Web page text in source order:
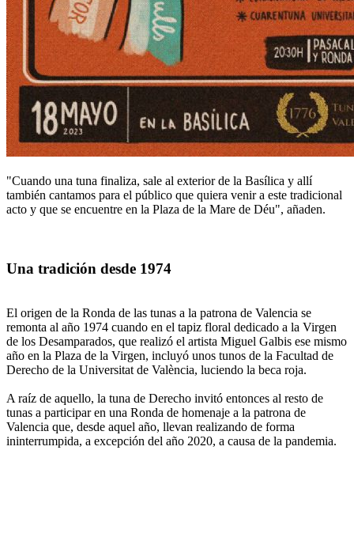
"Cuando una tuna finaliza, sale al exterior de la Basílica y allí
también cantamos para el público que quiera venir a este tradicional
acto y que se encuentre en la Plaza de la Mare de Déu", añaden.
Una tradición desde 1974
El origen de la Ronda de las tunas a la patrona de Valencia se
remonta al año 1974 cuando en el tapiz floral dedicado a la Virgen
de los Desamparados, que realizó el artista Miguel Galbis ese mismo
año en la Plaza de la Virgen, incluyó unos tunos de la Facultad de
Derecho de la Universitat de València, luciendo la beca roja.
A raíz de aquello, la tuna de Derecho invitó entonces al resto de
tunas a participar en una Ronda de homenaje a la patrona de
Valencia que, desde aquel año, llevan realizando de forma
ininterrumpida, a excepción del año 2020, a causa de la pandemia.